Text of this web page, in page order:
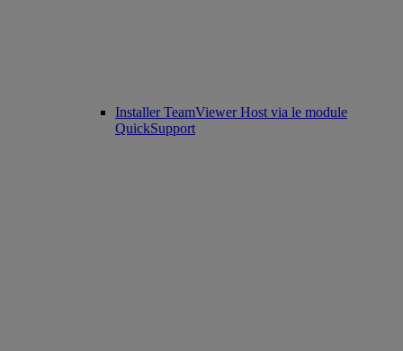
Installer TeamViewer Host via le module
QuickSupport